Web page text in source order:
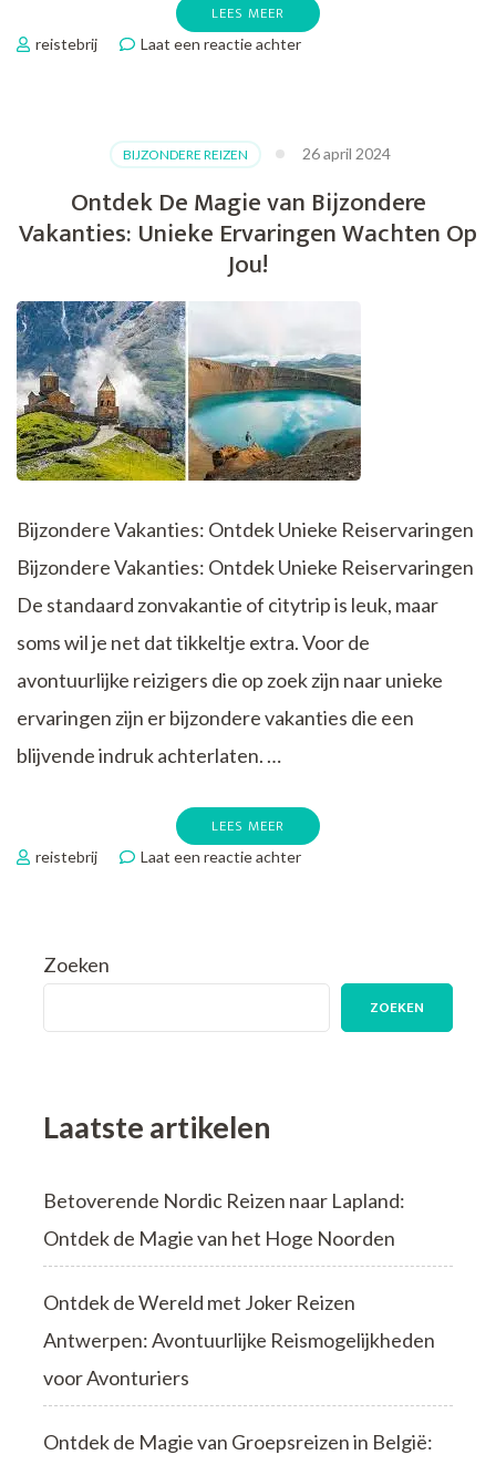
LEES MEER
reistebrij Laat een reactie achterop
Magie
Bijzondere
Reizen
BIJZONDERE REIZEN 26 april 2024
Ontdek De Magie van Bijzondere
Vakanties: Unieke Ervaringen Wachten Op
Jou!
Bijzondere Vakanties: Ontdek Unieke Reiservaringen
Bijzondere Vakanties: Ontdek Unieke Reiservaringen
De standaard zonvakantie of citytrip is leuk, maar
soms wil je net dat tikkeltje extra. Voor de
avontuurlijke reizigers die op zoek zijn naar unieke
ervaringen zijn er bijzondere vakanties die een
blijvende indruk achterlaten. …
LEES MEER
reistebrij Laat een reactie achterop
Zoeken
ZOEKEN
Laatste artikelen
Betoverende Nordic Reizen naar Lapland:
Ontdek de Magie van het Hoge Noorden
Ontdek de Wereld met Joker Reizen
Antwerpen: Avontuurlijke Reismogelijkheden
voor Avonturiers
Ontdek de Magie van Groepsreizen in België: